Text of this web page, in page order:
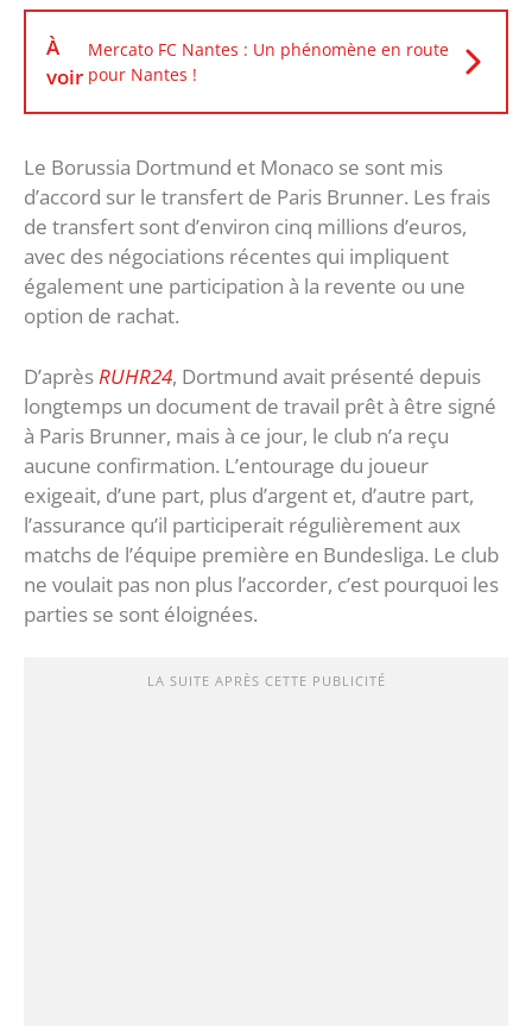
À
voir
Mercato FC Nantes : Un phénomène en route
pour Nantes !
Le Borussia Dortmund et Monaco se sont mis
d’accord sur le transfert de Paris Brunner. Les frais
de transfert sont d’environ cinq millions d’euros,
avec des négociations récentes qui impliquent
également une participation à la revente ou une
option de rachat.
D’après RUHR24, Dortmund avait présenté depuis
longtemps un document de travail prêt à être signé
à Paris Brunner, mais à ce jour, le club n’a reçu
aucune confirmation. L’entourage du joueur
exigeait, d’une part, plus d’argent et, d’autre part,
l’assurance qu’il participerait régulièrement aux
matchs de l’équipe première en Bundesliga. Le club
ne voulait pas non plus l’accorder, c’est pourquoi les
parties se sont éloignées.
LA SUITE APRÈS CETTE PUBLICITÉ